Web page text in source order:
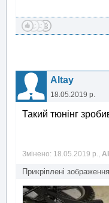
Altay
18.05.2019 р.
Такий тюнінг
Змінено: 18.05.2019 р.,
Прикріплені зображення